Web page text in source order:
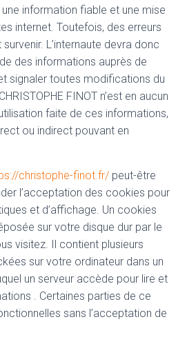
information fiable et une mise
internet. Toutefois, des erreurs
L’internaute devra donc
des informations auprès de
et signaler toutes modifications du
FINOT n’est en aucun
faite de ces informations,
ou indirect pouvant en
christophe-finot.fr/ peut-être
l’acceptation des cookies pour
et d’affichage. Un cookies
sur votre disque dur par le
visitez. Il contient plusieurs
sur votre ordinateur dans un
un serveur accède pour lire et
. Certaines parties de ce
sans l’acceptation de